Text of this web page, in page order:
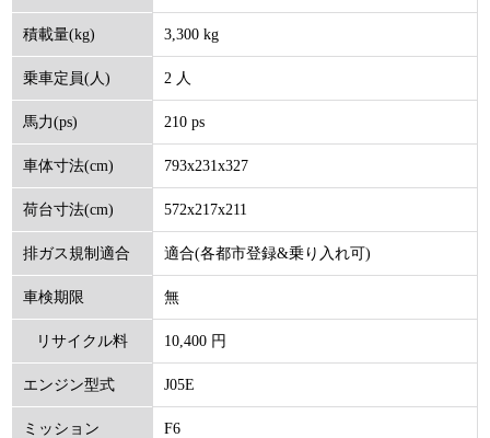
積載量(kg) 3,300 kg
乗車定員(人) 2 人
馬力(ps) 210 ps
車体寸法(cm) 793x231x327
荷台寸法(cm) 572x217x211
排ガス規制適合 適合(各都市登録&乗り入れ可)
車検期限 無
リサイクル料
(円)
10,400 円
エンジン型式 J05E
ミッション F6